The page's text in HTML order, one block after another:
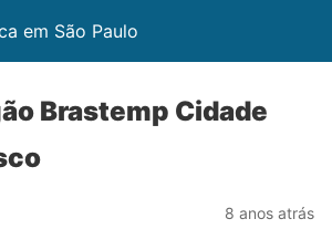
em São Paulo
Brastemp Cidade
8 anos atrás